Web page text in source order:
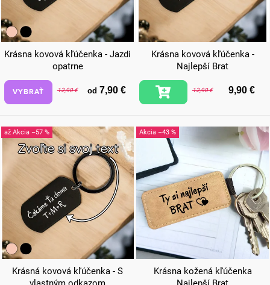
Krásna kovová kľúčenka - Jazdi
opatrne
12,90 € od 7,90 €
VYBRAŤ
Krásna kovová kľúčenka -
Najlepší Brat
12,90 € 9,90 €
až –57 %
Krásná kovová kľúčenka - S
–43 %
Krásna kožená kľúčenka